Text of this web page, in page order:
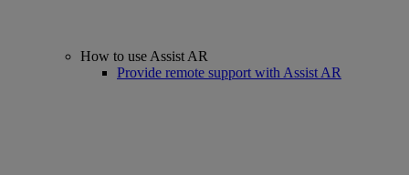
How to use Assist AR
Provide remote support with Assist AR